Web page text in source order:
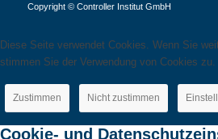
Copyright © Controller Institut GmbH
Diese Seite verwendet Cookies. Wenn Sie
stimmen Sie der Verwendung von Cookies zu.
Zustimmen Nicht zustimmen
Cookie- und